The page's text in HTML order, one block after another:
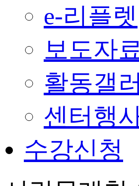
e-리플렛
보도자료
활동갤
센터행
수강신청